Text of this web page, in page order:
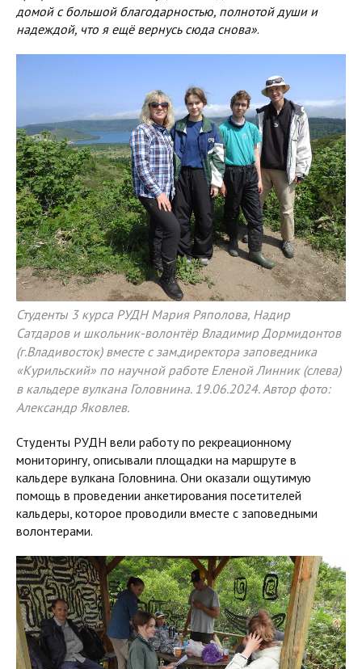
домой с большой благодарностью, полнотой души и
надеждой, что я ещё вернусь сюда снова».
Студенты 3 курса РУДН Мария Ряполова, Надир
Сатдаров и школьник-волонтёр Владимир Дормидонтов
(г.Владивосток) вместе с зам.директора заповедника
«Курильский» по научной работе Еленой Линник (слева)
в кальдере вулкана Головнина. 19.06.2024. Автор фото:
Александр Яковлев.
Студенты РУДН вели работу по рекреационному
мониторингу, описывали площадки на маршруте в
кальдере вулкана Головнина. Они оказали ощутимую
помощь в проведении анкетирования посетителей
кальдеры, которое проводили вместе с заповедными
волонтерами.